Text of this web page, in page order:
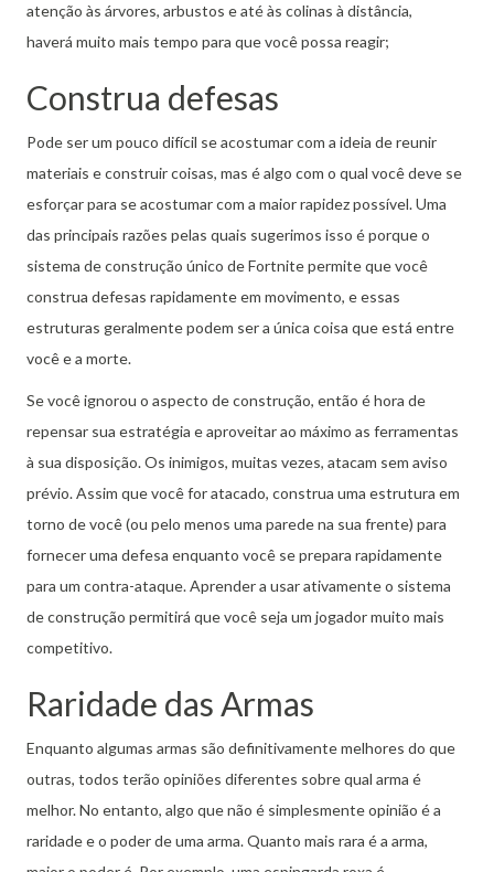
atenção às árvores, arbustos e até às colinas à distância,
haverá muito mais tempo para que você possa reagir;
Construa defesas
Pode ser um pouco difícil se acostumar com a ideia de reunir
materiais e construir coisas, mas é algo com o qual você deve se
esforçar para se acostumar com a maior rapidez possível.Uma
das principais razões pelas quais sugerimos isso é porque o
sistema de construção único de Fortnite permite que você
construa defesas rapidamente em movimento, e essas
estruturas geralmente podem ser a única coisa que está entre
você e a morte.
Se você ignorou o aspecto de construção, então é hora de
repensar sua estratégia e aproveitar ao máximo as ferramentas
à sua disposição.Os inimigos, muitas vezes, atacam sem aviso
prévio.Assim que você for atacado, construa uma estrutura em
torno de você (ou pelo menos uma parede na sua frente) para
fornecer uma defesa enquanto você se prepara rapidamente
para um contra-ataque.Aprender a usar ativamente o sistema
de construção permitirá que você seja um jogador muito mais
competitivo.
Raridade das Armas
Enquanto algumas armas são definitivamente melhores do que
outras, todos terão opiniões diferentes sobre qual arma é
melhor.No entanto, algo que não é simplesmente opinião é a
raridade e o poder de uma arma.Quanto mais rara é a arma,